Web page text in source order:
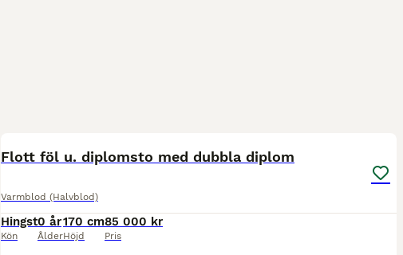
Flott föl u. diplomsto med dubbla diplom
Varmblod (Halvblod)
Hingst
Kön
0 år
Ålder
170 cm
Höjd
85 000 kr
Pris